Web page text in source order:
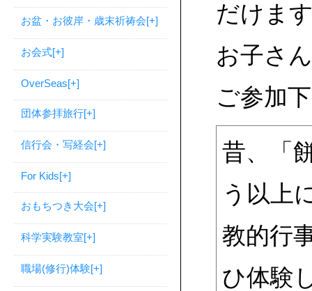
お盆・お彼岸・歳末祈祷会[+]
お会式[+]
OverSeas[+]
団体参拝旅行[+]
信行会・写経会[+]
For Kids[+]
おもちつき大会[+]
科学実験教室[+]
職場(修行)体験[+]
だけま
お子さ
ご参加
昔、「
う以上
教的行
ひ体験